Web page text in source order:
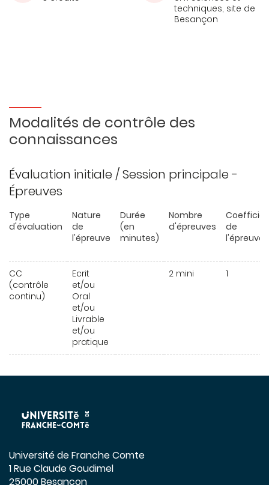
techniques, site de
Besançon
Modalités de contrôle des
connaissances
Évaluation initiale / Session principale -
Épreuves
Type
d'évaluation
Nature
de
l'épreuve
Durée
(en
minutes)
Nombre
d'épreuves
de
l'épreuve
CC
(contrôle
continu)
Ecrit
et/ou
Oral
et/ou
Livrable
et/ou
pratique
2 mini 1
Université de Franche Comte
1 Rue Claude Goudimel
25000 Besançon